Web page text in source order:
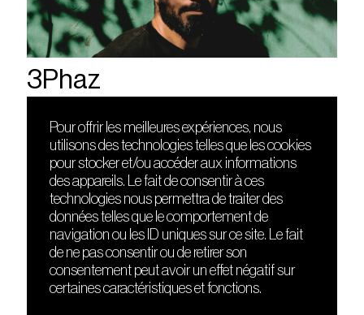
3Phaz
DÉCOUVRIR
Le lieu
Contact
Presse
Cours de DJing
TMLAB
FRIENDS
Nuits sonores
HEAT
Hôtel71
La Gaîté Lyrique
Pour offrir les meilleures expériences, nous
utilisons des technologies telles que les cookies
pour stocker et/ou accéder aux informations
des appareils. Le fait de consentir à ces
technologies nous permettra de traiter des
données telles que le comportement de
navigation ou les ID uniques sur ce site. Le fait
de ne pas consentir ou de retirer son
consentement peut avoir un effet négatif sur
certaines caractéristiques et fonctions.